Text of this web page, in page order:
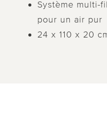
Système multi-
pour un air pur
24 x 110 x 20